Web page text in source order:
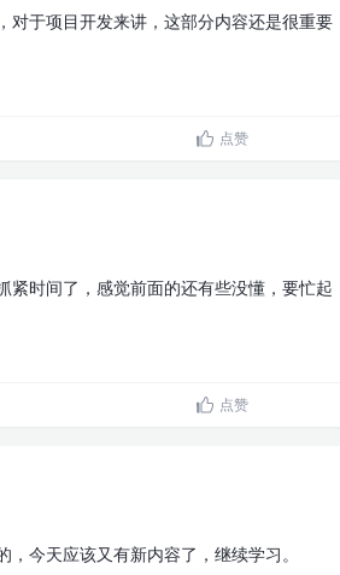
对于项目开发来讲，这部分内容还是很重要
点赞
紧时间了，感觉前面的还有些没懂，要忙起
点赞
今天应该又有新内容了，继续学习。